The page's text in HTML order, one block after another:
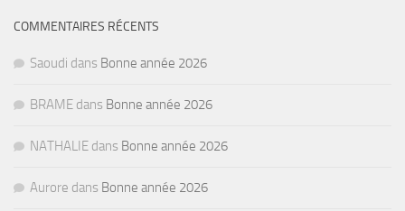
COMMENTAIRES RÉCENTS
Saoudi dans Bonne année 2026
BRAME dans Bonne année 2026
NATHALIE dans Bonne année 2026
Aurore dans Bonne année 2026